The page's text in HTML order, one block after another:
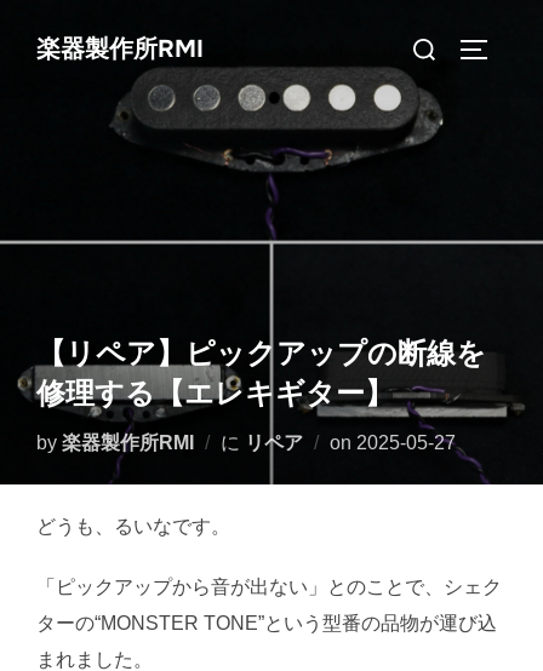
楽器製作所RMI
検
索
対
象:
【リペア】ピックアップの断線を
修理する【エレキギター】
by 楽器製作所RMI に リペア on 投
2025-05-27
どうも、るいなです。
「ピックアップから音が出ない」とのことで、シェク
ターの“MONSTER TONE”という型番の品物が運び込
まれました。